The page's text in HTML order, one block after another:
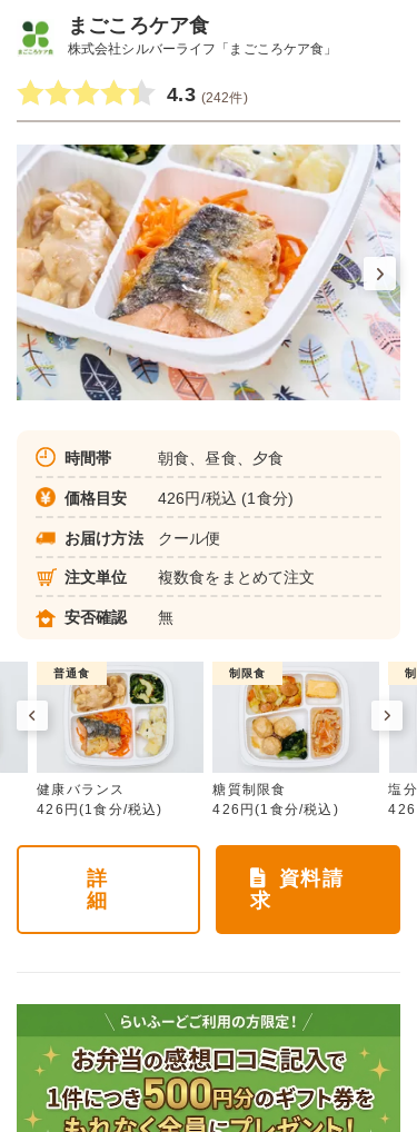
まごころケア食
株式会社シルバーライフ「まごころケア食」
4.3 (242件)
時間帯 朝食、昼食、夕食
価格目安 426円/税込 (1食分)
お届け方法 クール便
注文単位 複数食をまとめて注文
安否確認 無
普通食
健康バランス
426円(1食分/税込)
制限食
糖質制限食
426円(1食分/税込)
塩
詳
細
資料請
求